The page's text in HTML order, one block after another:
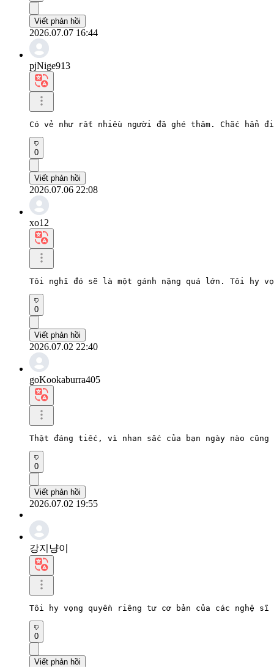
Viết phản hồi
2026.07.07 16:44
pjNige913
Có vẻ như rất nhiều người đã ghé thăm. Chắc hẳn
0
Viết phản hồi
2026.07.06 22:08
xo12
Tôi nghĩ đó sẽ là một gánh nặng quá lớn. Tôi hy
0
Viết phản hồi
2026.07.02 22:40
goKookaburra405
Thật đáng tiếc, vì nhan sắc của bạn ngày nào
0
Viết phản hồi
2026.07.02 19:55
강지냥이
Tôi hy vọng quyền riêng tư cơ bản của các nghệ
0
Viết phản hồi